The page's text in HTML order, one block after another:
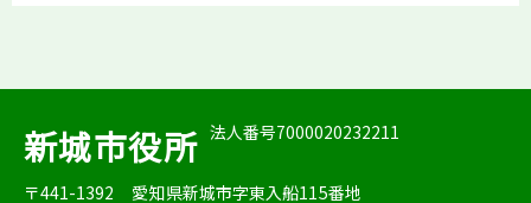
新城市役所 法人番号7000020232211
〒441-1392
愛知県新城市字東入船115番地